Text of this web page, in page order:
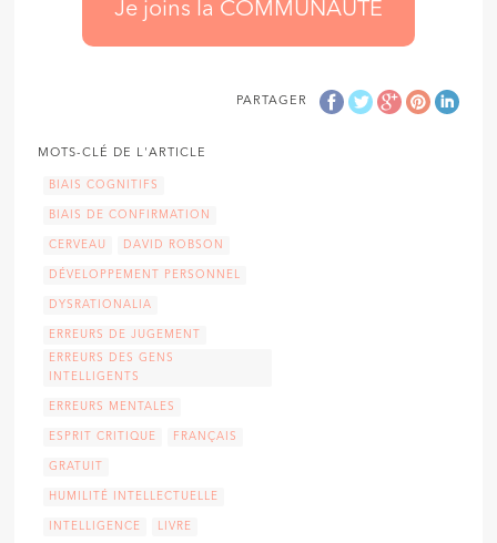
Je joins la COMMUNAUTÉ
PARTAGER
MOTS-CLÉ DE L'ARTICLE
BIAIS COGNITIFS
BIAIS DE CONFIRMATION
CERVEAU DAVID ROBSON
DÉVELOPPEMENT PERSONNEL
DYSRATIONALIA
ERREURS DE JUGEMENT
ERREURS DES GENS
INTELLIGENTS
ERREURS MENTALES
ESPRIT CRITIQUE FRANÇAIS
GRATUIT
HUMILITÉ INTELLECTUELLE
INTELLIGENCE LIVRE